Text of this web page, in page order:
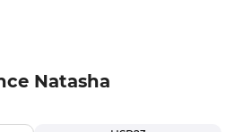
Natasha